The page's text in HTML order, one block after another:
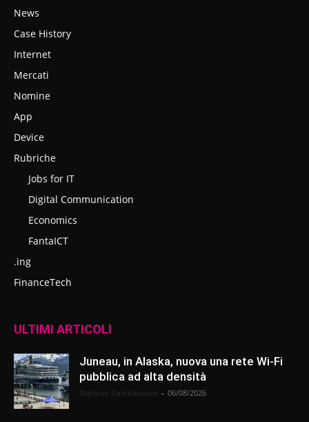
News
Case History
Internet
Mercati
Nomine
App
Device
Rubriche
Jobs for IT
Digital Communication
Economics
FantaICT
.ing
FinanceTech
ULTIMI ARTICOLI
Juneau, in Alaska, nuova una rete Wi-Fi
pubblica ad alta densità
- 06/08/2026